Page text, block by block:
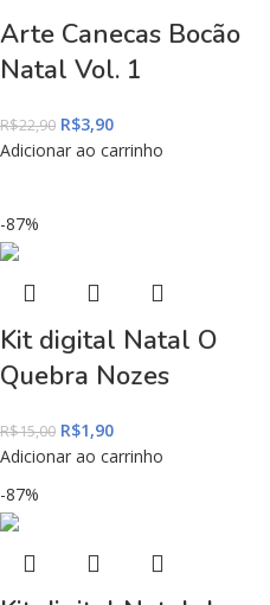
Arte Canecas Bocão
Natal Vol. 1
R$22,90 R$3,90
Adicionar ao carrinho
-87%
Kit digital Natal O
Quebra Nozes
R$15,00 R$1,90
Adicionar ao carrinho
-87%